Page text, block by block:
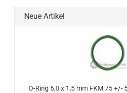
Neue Artikel
O-Ring 6,0 x 1,5 mm FKM 75 +/-